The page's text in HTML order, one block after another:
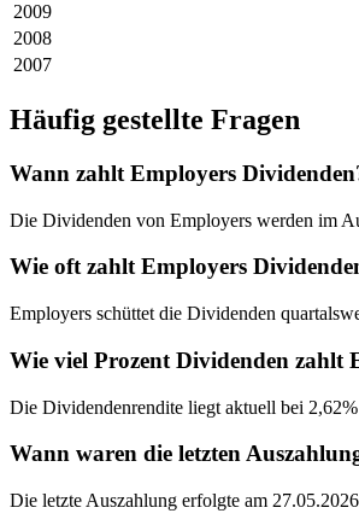
2009
2008
2007
Häufig gestellte Fragen
Wann zahlt Employers
Die Dividenden von Employers werden im
Wie oft zahlt Employers
Employers schüttet die Dividenden
Wie viel Prozent Dividenden zahlt
Die Dividendenrendite liegt aktuell bei
Wann waren die letzten
Die letzte Auszahlung erfolgte am